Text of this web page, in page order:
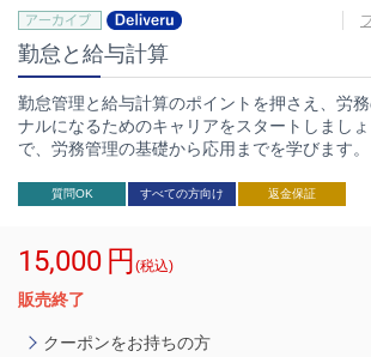
勤怠と給与計算
勤怠管理と給与計算のポイントを押さえ、労
ナルになるためのキャリアをスタートしまし
で、労務管理の基礎から応用までを学びます。
質問OK すべての方向け 返金保証
15,000 円 (税込)
販売終了
クーポンをお持ちの方